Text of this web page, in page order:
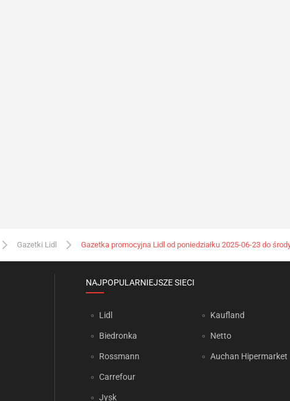
Gazetki Lidl Gazetka promocyjna Lidl od poniedziałku 2025-06-23 do
NAJPOPULARNIEJSZE SIECI
Lidl
Biedronka
Rossmann
Carrefour
Jysk
Kaufland
Netto
Auchan Hipermarket